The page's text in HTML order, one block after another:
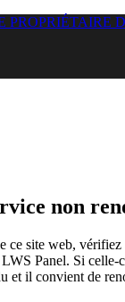
PROPRIÉTAIRE
non
ce site web,
Panel. Si celle-
et il convient de